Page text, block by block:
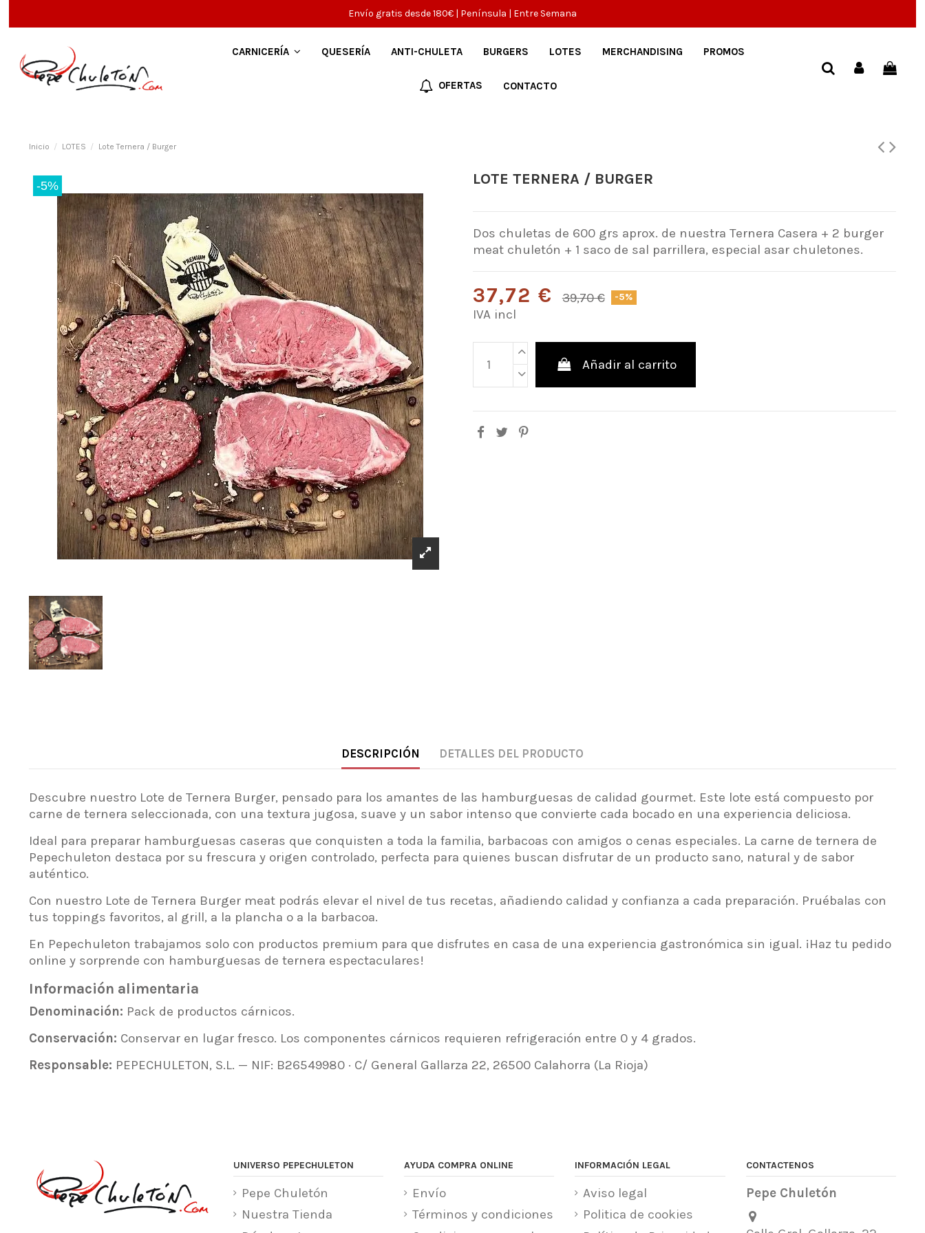
Envío gratis desde 180€ | Península | Entre Semana
CARNICERÍA QUESERÍA ANTI-CHULETA BURGERS LOTES MERCHANDISING PROMOS
OFERTAS CONTACTO
Inicio LOTES Lote Ternera / Burger
-5% LOTE TERNERA / BURGER
Dos chuletas de 600 grs aprox. de nuestra Ternera Casera + 2 burger
meat chuletón + 1 saco de sal parrillera, especial asar chuletones.
37,72 € 39,70 € -5%
IVA incl
Añadir al carrito
DESCRIPCIÓN DETALLES DEL PRODUCTO
Descubre nuestro Lote de Ternera Burger, pensado para los amantes de las hamburguesas de calidad gourmet. Este lote está compuesto por
carne de ternera seleccionada, con una textura jugosa, suave y un sabor intenso que convierte cada bocado en una experiencia deliciosa.
Ideal para preparar hamburguesas caseras que conquisten a toda la familia, barbacoas con amigos o cenas especiales. La carne de ternera de
Pepechuleton destaca por su frescura y origen controlado, perfecta para quienes buscan disfrutar de un producto sano, natural y de sabor
auténtico.
Con nuestro Lote de Ternera Burger meat podrás elevar el nivel de tus recetas, añadiendo calidad y confianza a cada preparación. Pruébalas con
tus toppings favoritos, al grill, a la plancha o a la barbacoa.
En Pepechuleton trabajamos solo con productos premium para que disfrutes en casa de una experiencia gastronómica sin igual. ¡Haz tu pedido
online y sorprende con hamburguesas de ternera espectaculares!
Información alimentaria
Denominación: Pack de productos cárnicos.
Conservación: Conservar en lugar fresco. Los componentes cárnicos requieren refrigeración entre 0 y 4 grados.
Responsable: PEPECHULETON, S.L. — NIF: B26549980 · C/ General Gallarza 22, 26500 Calahorra (La Rioja)
UNIVERSO PEPECHULETON
Pepe Chuletón
Nuestra Tienda
AYUDA COMPRA ONLINE
Envío
Términos y condiciones
INFORMACIÓN LEGAL
Aviso legal
Politica de cookies
CONTACTENOS
Pepe Chuletón